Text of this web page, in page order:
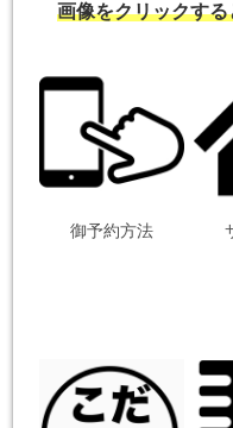
画像をクリックす
御予約方法